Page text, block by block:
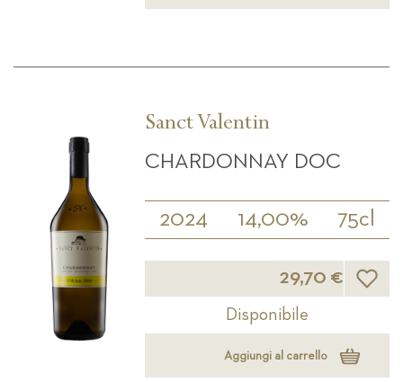
Sanct Valentin
CHARDONNAY DOC
2024 14,00% 75cl
29,70 € Lista
Disponibile
Aggiungi al carrello